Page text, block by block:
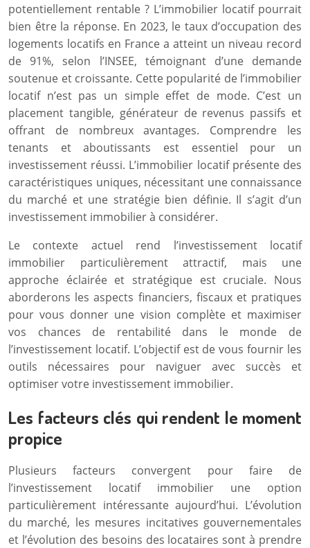
potentiellement rentable ? L’immobilier locatif pourrait
bien être la réponse. En 2023, le taux d’occupation des
logements locatifs en France a atteint un niveau record
de 91%, selon l’INSEE, témoignant d’une demande
soutenue et croissante. Cette popularité de l’immobilier
locatif n’est pas un simple effet de mode. C’est un
placement tangible, générateur de revenus passifs et
offrant de nombreux avantages. Comprendre les
tenants et aboutissants est essentiel pour un
investissement réussi. L’immobilier locatif présente des
caractéristiques uniques, nécessitant une connaissance
du marché et une stratégie bien définie. Il s’agit d’un
investissement immobilier à considérer.
Le contexte actuel rend l’investissement locatif
immobilier particulièrement attractif, mais une
approche éclairée et stratégique est cruciale. Nous
aborderons les aspects financiers, fiscaux et pratiques
pour vous donner une vision complète et maximiser
vos chances de rentabilité dans le monde de
l’investissement locatif. L’objectif est de vous fournir les
outils nécessaires pour naviguer avec succès et
optimiser votre investissement immobilier.
Les facteurs clés qui rendent le moment
propice
Plusieurs facteurs convergent pour faire de
l’investissement locatif immobilier une option
particulièrement intéressante aujourd’hui. L’évolution
du marché, les mesures incitatives gouvernementales
et l’évolution des besoins des locataires sont à prendre